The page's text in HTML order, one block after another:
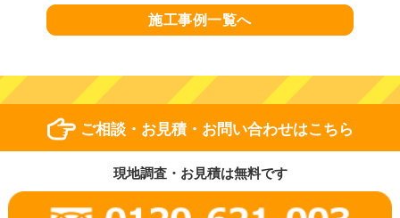
施工事例一覧へ
ご相談・お見積・お問い合わせはこちら
現地調査・お見積は無料です